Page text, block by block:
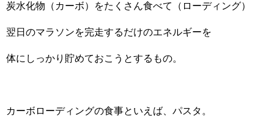
炭水化物（カーボ）をたくさん食べて（ローディング）
翌日のマラソンを完走するだけのエネルギーを
体にしっかり貯めておこうとするもの。
カーボローディングの食事といえば、パスタ。